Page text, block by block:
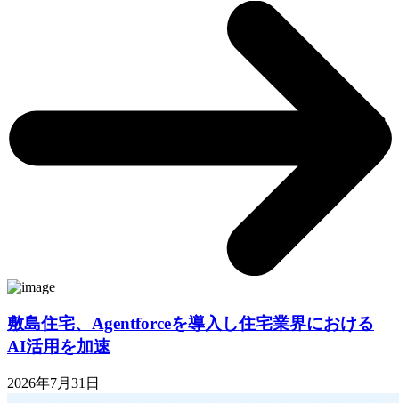
敷島住宅、Agentforceを導入し住宅業界における
AI活用を加速
2026年7月31日